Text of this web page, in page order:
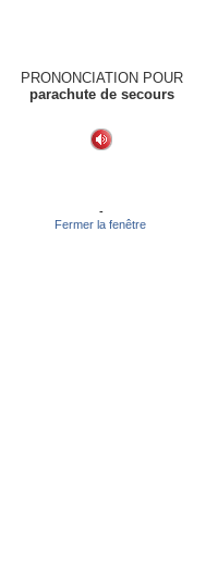
PRONONCIATION POUR
parachute de secours
-
Fermer la fenêtre